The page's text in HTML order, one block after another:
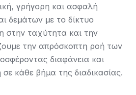
γρήγορη και ασφαλή
δεμάτων με το δίκτυο
στην ταχύτητα και την
την απρόσκοπτη ροή των
διαφάνεια και
κάθε βήμα της διαδικασίας.